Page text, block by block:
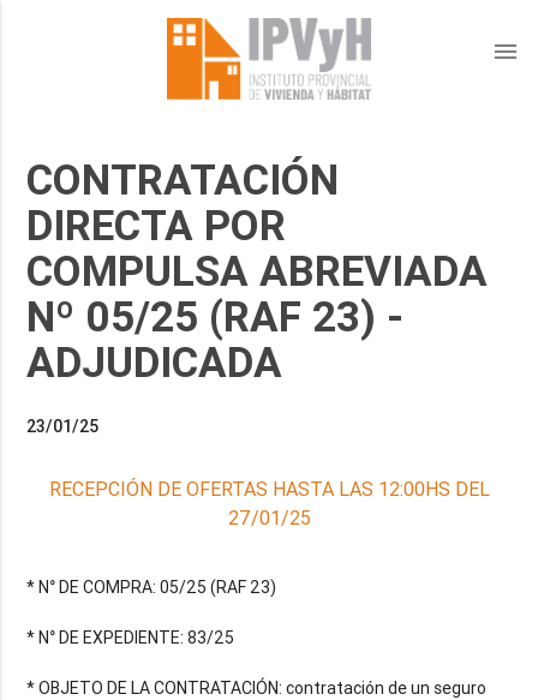
menu
CONTRATACIÓN
DIRECTA POR
COMPULSA ABREVIADA
Nº 05/25 (RAF 23) -
ADJUDICADA
23/01/25
RECEPCIÓN DE OFERTAS HASTA LAS 12:00HS DEL
27/01/25
* N° DE COMPRA: 05/25 (RAF 23)
* N° DE EXPEDIENTE: 83/25
* OBJETO DE LA CONTRATACIÓN: contratación de un seguro